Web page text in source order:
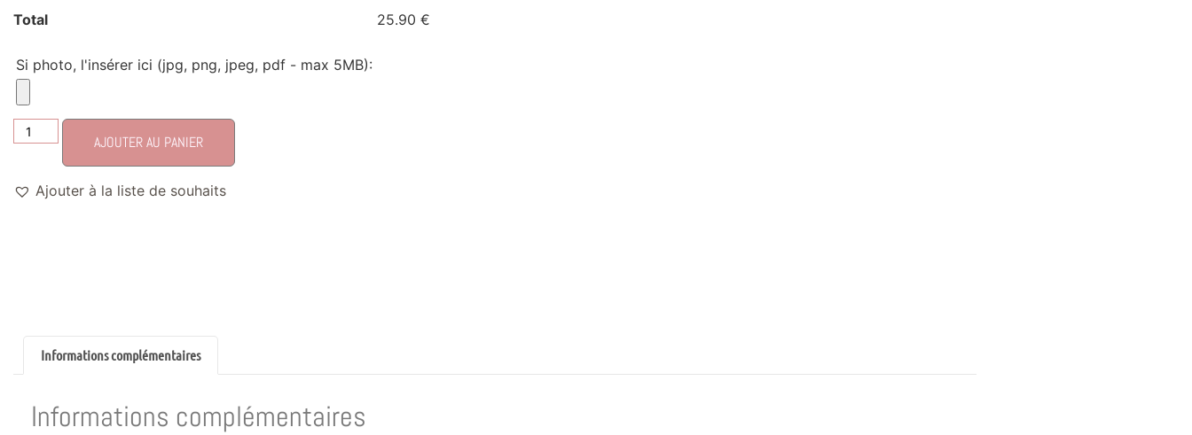
Total
25.90 €
Si photo, l'insérer ici (jpg, png, jpeg, pdf - max 5MB):
AJOUTER AU PANIER
Ajouter à la liste de souhaits
Informations complémentaires
Informations complémentaires